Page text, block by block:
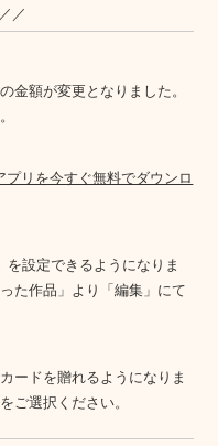
／
金額が変更となりました。
リを今すぐ無料でダウンロ
設定できるようになりま
た作品」より「編集」にて
ードを贈れるようになりま
ご選択ください。